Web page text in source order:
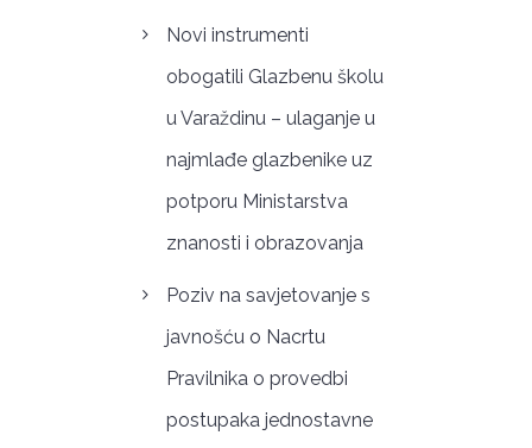
Novi instrumenti
obogatili Glazbenu školu
u Varaždinu – ulaganje u
najmlađe glazbenike uz
potporu Ministarstva
znanosti i obrazovanja
Poziv na savjetovanje s
javnošću o Nacrtu
Pravilnika o provedbi
postupaka jednostavne